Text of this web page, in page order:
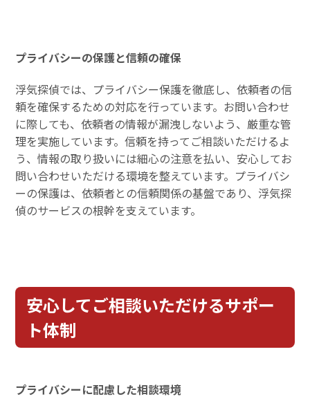
プライバシーの保護と信頼の確保
浮気探偵では、プライバシー保護を徹底し、依頼者の信
頼を確保するための対応を行っています。お問い合わせ
に際しても、依頼者の情報が漏洩しないよう、厳重な管
理を実施しています。信頼を持ってご相談いただけるよ
う、情報の取り扱いには細心の注意を払い、安心してお
問い合わせいただける環境を整えています。プライバシ
ーの保護は、依頼者との信頼関係の基盤であり、浮気探
偵のサービスの根幹を支えています。
安心してご相談いただけるサポー
ト体制
プライバシーに配慮した相談環境